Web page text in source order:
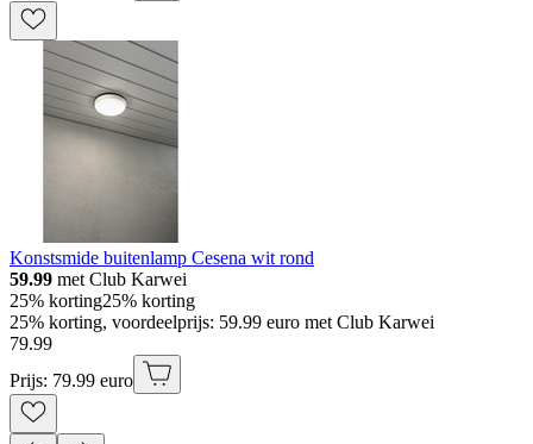
Konstsmide buitenlamp Cesena wit rond
59.99 met Club Karwei
25% korting25% korting
25% korting, voordeelprijs: 59.99 euro met Club Karwei
79.99
Prijs: 79.99 euro